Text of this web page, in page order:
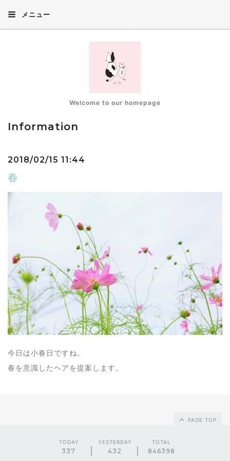
メニュー
Welcome to our homepage
Information
2018/02/15 11:44
春
今日は小春日ですね。
春を意識したヘアを提案します。
PAGE TOP
TODAY
337
YESTERDAY
432
TOTAL
846398